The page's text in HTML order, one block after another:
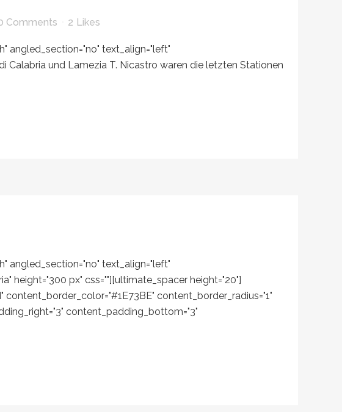
Comments 2 Likes
angled_section="no" text_align="left"
Calabria und Lamezia T. Nicastro waren die letzten Stationen
angled_section="no" text_align="left"
height="300 px" css=""][ultimate_spacer height="20"]
content_border_radius="1"
content_padding_bottom="3"